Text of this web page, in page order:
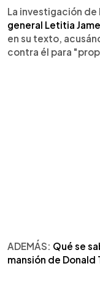
La investigación de
general Letitia
en su texto,
contra él para
ADEMÁS: Qué se
mansión de Donald